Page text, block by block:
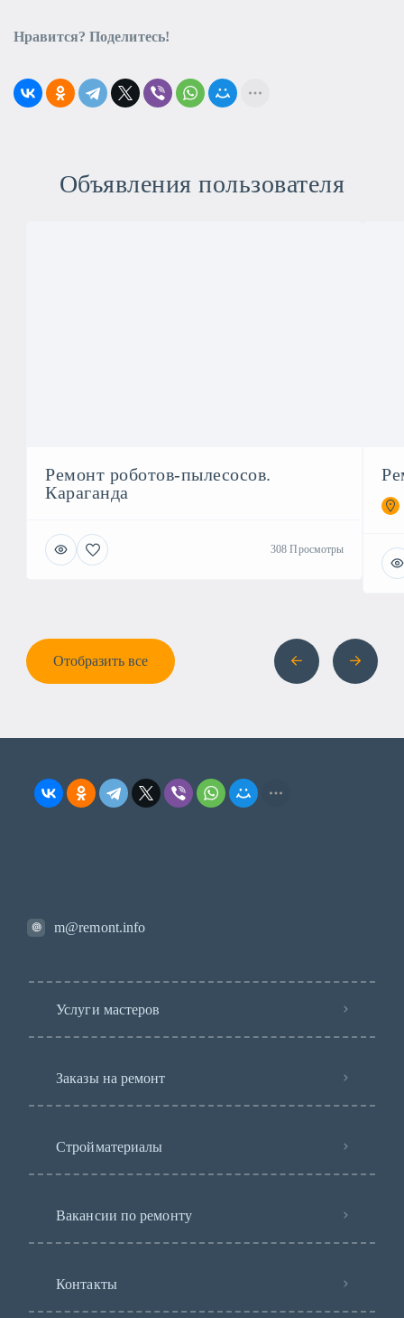
Нравится? Поделитесь!
Объявления пользователя
Ремонт роботов-пылесосов.
Караганда
308 Просмотры
Отобразить все
m@remont.info
Услуги мастеров
Заказы на ремонт
Стройматериалы
Вакансии по ремонту
Контакты